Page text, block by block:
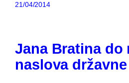
21/04/2014
Jana Bratina do
naslova